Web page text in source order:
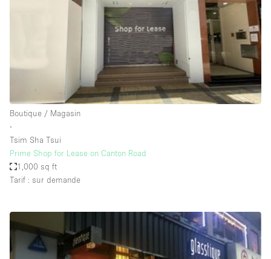
Entrepôt / Espace Stockage / Box
Espace Atypique / Unique
Espace Publicitaire
Espace Événementiel
Lobby / Accueil
Boutique / Magasin
∙
Tsim Sha Tsui
Prime Shop for Lease on Canton Road
1,000 sq ft
Tarif : sur demande